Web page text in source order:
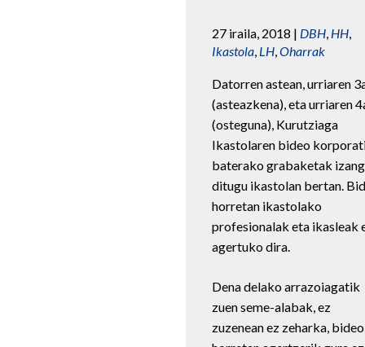
27 iraila, 2018 | DBH, HH,
Ikastola, LH,Oharrak
Datorren astean, urriaren
(asteazkena), eta urriaren
(osteguna), Kurutziaga
Ikastolaren bideo
baterako grabaketak
ditugu ikastolan bertan.
horretan ikastolako
profesionalak eta ikasleak
agertuko dira.
Dena delako arrazoiagatik
zuen seme-alabak, ez
zuzenean ez zeharka, bideo